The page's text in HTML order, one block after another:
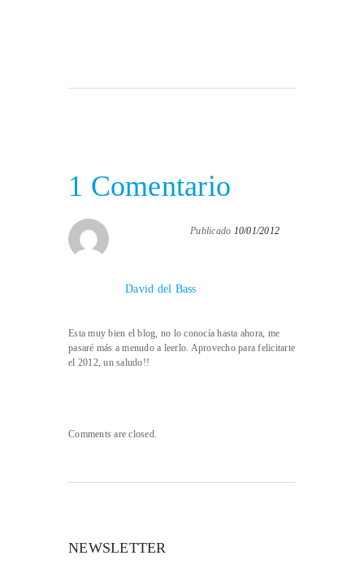
1 Comentario
Publicado 10/01/2012
David del Bass
Esta muy bien el blog, no lo conocía hasta ahora, me
pasaré más a menudo a leerlo. Aprovecho para felicitarte
el 2012, un saludo!!
Comments are closed.
NEWSLETTER